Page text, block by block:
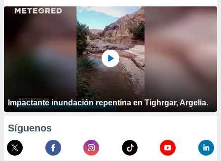
Impactante inundación repentina en Tighrgar, Argelia.
Síguenos